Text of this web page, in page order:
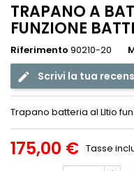
TRAPANO A
FUNZIONE
Riferimento 90210-20
Scrivi la tua
Trapano batteria al LItio
175,00 € Tasse